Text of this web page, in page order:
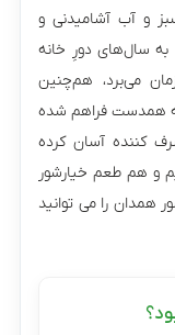
سبز و آب آشامیدنی و
سال­‌های دورِ خانه
می­‌برد، هم‌چنین
همدست فراهم شده
کننده آسان کرده
و هم طعم خیارشور
همدان را می توانید